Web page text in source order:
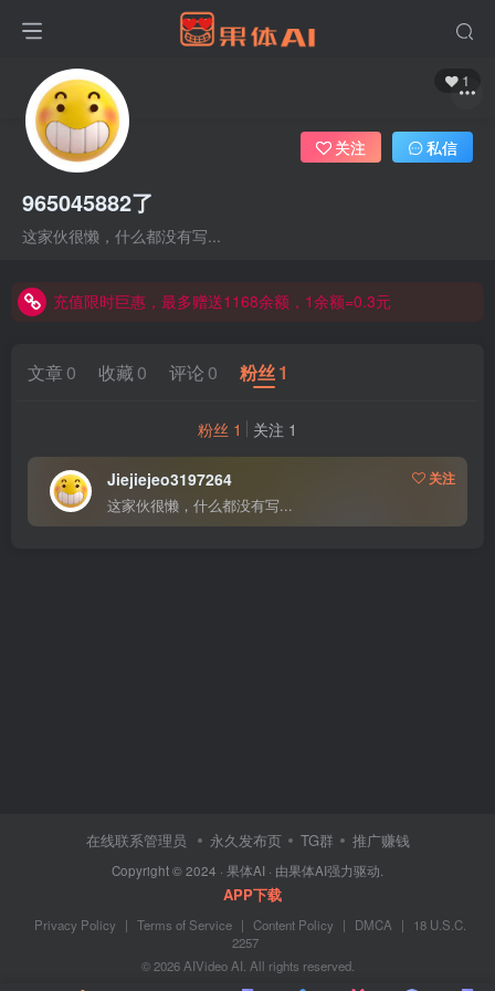
1
965045882了
这家伙很懒，什么都没有写...
关注 私信
充值限时巨惠，最多赠送1168余额，1余额=0.3元
文章 0 收藏 0 评论 0 粉丝1
粉丝 1 关注 1
Jiejiejeo3197264
关注
这家伙很懒，什么都没有写...
在线联系管理员 永久发布页 TG群 推广赚钱
Copyright © 2024 · 果体AI · 由果体AI强力驱动.
APP下载
Privacy Policy | Terms of Service | Content Policy | DMCA |
18 U.S.C.
2257
© 2026 AIVideo AI. All rights reserved.